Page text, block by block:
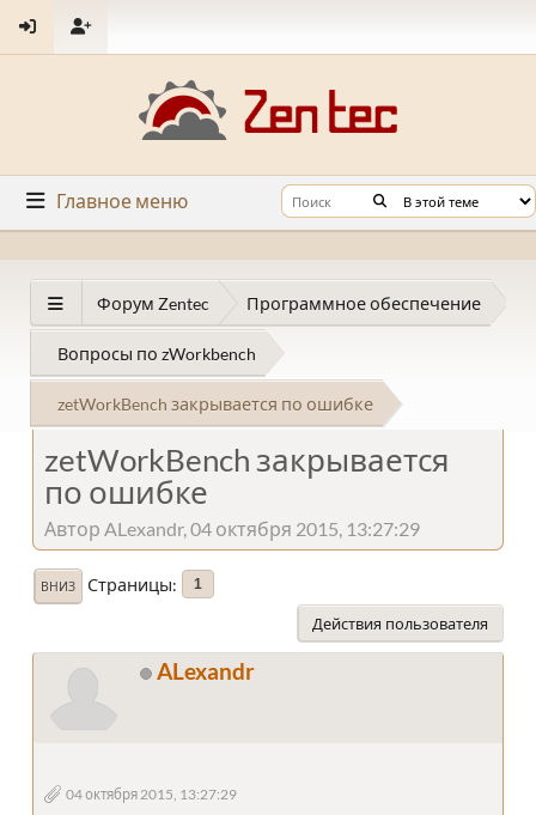
Главное меню
Форум Zentec Программное обеспечение
Вопросы по zWorkbench
zetWorkBench закрывается по ошибке
zetWorkBench закрывается
по ошибке
Автор ALexandr, 04 октября 2015, 13:27:29
ВНИЗ Страницы 1
Действия пользователя
ALexandr
04 октября 2015, 13:27:29